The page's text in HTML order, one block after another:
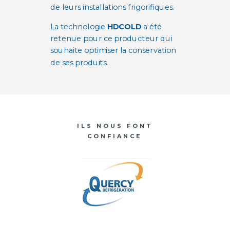
ILS NOUS FONT
CONFIANCE
de leurs installations frigorifiques.
La technologie HDCOLD a été
retenue pour ce producteur qui
souhaite optimiser la conservation
de ses produits.